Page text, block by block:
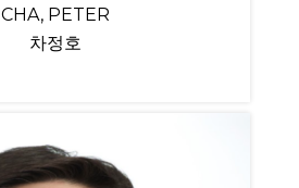
CHA, PETER
차정호